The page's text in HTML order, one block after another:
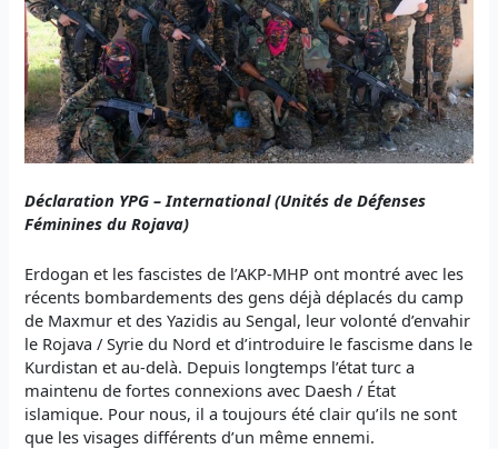
Déclaration YPG – International (Unités de Défenses
Féminines du Rojava)
Erdogan et les fascistes de l’AKP-MHP ont montré avec les
récents bombardements des gens déjà déplacés du camp
de Maxmur et des Yazidis au Sengal, leur volonté d’envahir
le Rojava / Syrie du Nord et d’introduire le fascisme dans le
Kurdistan et au-delà. Depuis longtemps l’état turc a
maintenu de fortes connexions avec Daesh / État
islamique. Pour nous, il a toujours été clair qu’ils ne sont
que les visages différents d’un même ennemi.